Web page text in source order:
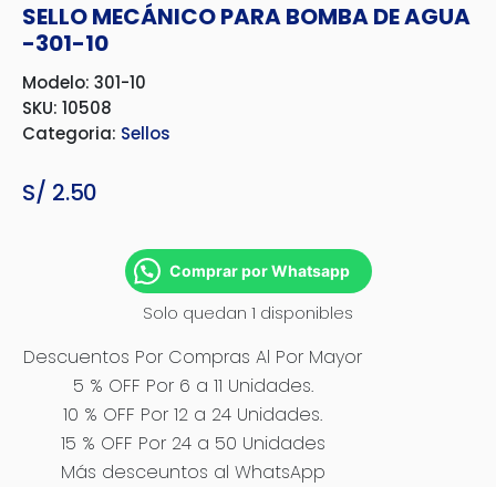
SELLO MECÁNICO PARA BOMBA DE AGUA
-301-10
Modelo: 301-10
SKU: 10508
Categoria: Sellos
S/ 2.50
Comprar por Whatsapp
Solo quedan 1 disponibles
Descuentos Por Compras Al Por Mayor
5 % OFF Por 6 a 11 Unidades.
10 % OFF Por 12 a 24 Unidades.
15 % OFF Por 24 a 50 Unidades
Más desceuntos al WhatsApp